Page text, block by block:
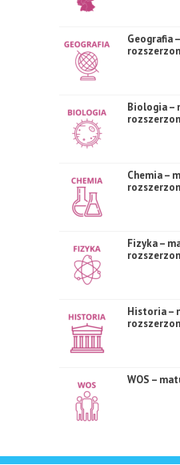
Geografia
Biologia –
Chemia –
Fizyka –
Historia –
WOS –